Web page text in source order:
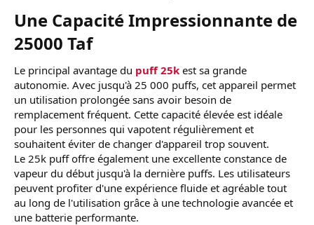
Une Capacité Impressionnante de
25000 Taf​
Le principal avantage du puff 25k est sa grande
autonomie. Avec jusqu'à 25 000 puffs, cet appareil permet
un utilisation prolongée sans avoir besoin de
remplacement fréquent. Cette capacité élevée est idéale
pour les personnes qui vapotent régulièrement et
souhaitent éviter de changer d'appareil trop souvent.
Le 25k puff offre également une excellente constance de
vapeur du début jusqu'à la dernière puffs. Les utilisateurs
peuvent profiter d'une expérience fluide et agréable tout
au long de l'utilisation grâce à une technologie avancée et
une batterie performante.